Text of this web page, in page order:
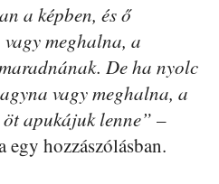
a képben, és ő
meghalna, a
De ha nyolc
vagy meghalna, a
öt apukájuk lenne” –
egy hozzászólásban.